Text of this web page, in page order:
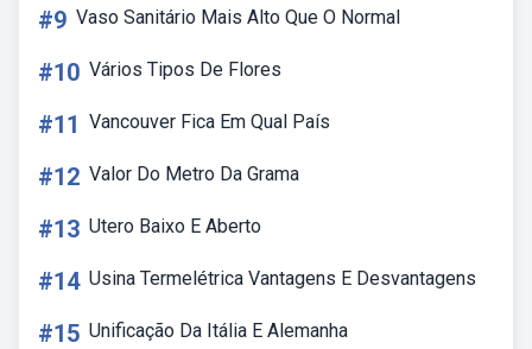
#9 Vaso Sanitário Mais Alto Que O Normal
#10 Vários Tipos De Flores
#11 Vancouver Fica Em Qual País
#12 Valor Do Metro Da Grama
#13 Utero Baixo E Aberto
#14 Usina Termelétrica Vantagens E Desvantagens
#15 Unificação Da Itália E Alemanha